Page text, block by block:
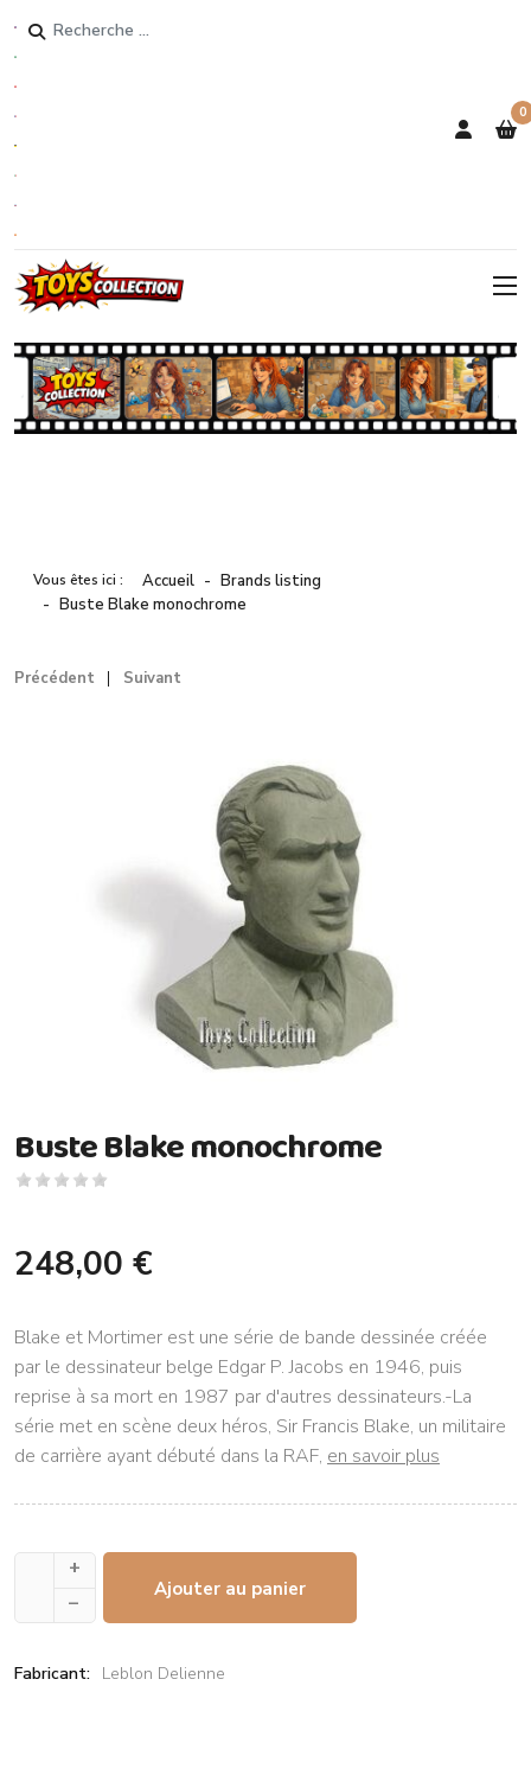
Rechercher
0
Vous êtes ici : Accueil
Brands listing
Buste Blake monochrome
Précédent Suivant
Buste Blake monochrome
248,00 €
Blake et Mortimer est une série de bande dessinée créée
par le dessinateur belge Edgar P. Jacobs en 1946, puis
reprise à sa mort en 1987 par d'autres dessinateurs.-La
série met en scène deux héros, Sir Francis Blake, un militaire
de carrière ayant débuté dans la RAF, en savoir plus
+
–
Ajouter au panier
Fabricant: Leblon Delienne